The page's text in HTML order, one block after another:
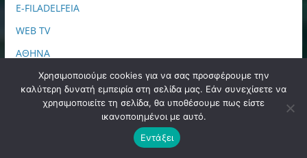
E-FILADELFEIA
WEB TV
ΑΘΗΝΑ
ΑΡΘΡΟΓΡΑΦΙΑ
ΑΣΤΥΝΟΜΙΑ
ΓΗΠΕΔΟ ΑΕΚ "ΑΓΙΑ ΣΟΦΙΑ" (OPAP ARENA)
Χρησιμοποιούμε cookies για να σας προσφέρουμε την
καλύτερη δυνατή εμπειρία στη σελίδα μας. Εάν συνεχίσετε να
χρησιμοποιείτε τη σελίδα, θα υποθέσουμε πως είστε
ικανοποιημένοι με αυτό.
Εντάξει